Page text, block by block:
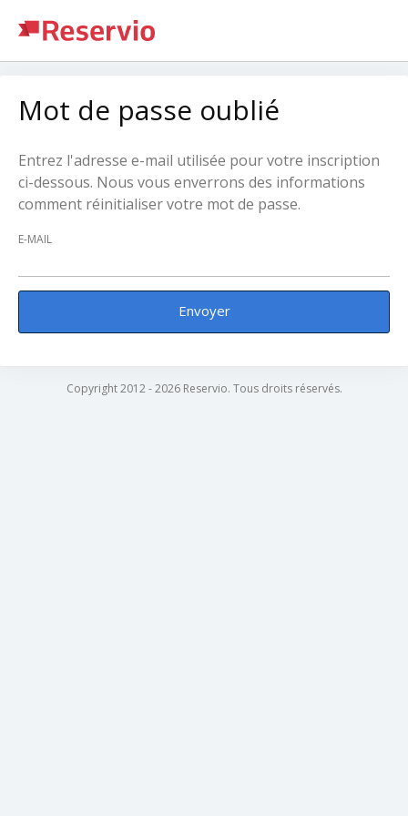
Mot de passe oublié
Entrez l'adresse e-mail utilisée pour votre inscription
ci-dessous. Nous vous enverrons des informations
comment réinitialiser votre mot de passe.
E-MAIL
Envoyer
Copyright 2012 - 2026 Reservio. Tous droits réservés.